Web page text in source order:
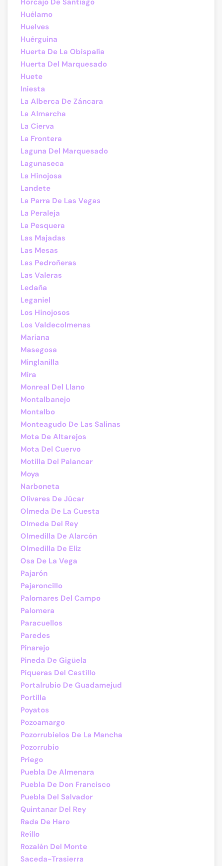
Horcajo De Santiago
Huélamo
Huelves
Huérguina
Huerta De La Obispalía
Huerta Del Marquesado
Huete
Iniesta
La Alberca De Záncara
La Almarcha
La Cierva
La Frontera
Laguna Del Marquesado
Lagunaseca
La Hinojosa
Landete
La Parra De Las Vegas
La Peraleja
La Pesquera
Las Majadas
Las Mesas
Las Pedroñeras
Las Valeras
Ledaña
Leganiel
Los Hinojosos
Los Valdecolmenas
Mariana
Masegosa
Minglanilla
Mira
Monreal Del Llano
Montalbanejo
Montalbo
Monteagudo De Las Salinas
Mota De Altarejos
Mota Del Cuervo
Motilla Del Palancar
Moya
Narboneta
Olivares De Júcar
Olmeda De La Cuesta
Olmeda Del Rey
Olmedilla De Alarcón
Olmedilla De Eliz
Osa De La Vega
Pajarón
Pajaroncillo
Palomares Del Campo
Palomera
Paracuellos
Paredes
Pinarejo
Pineda De Gigüela
Piqueras Del Castillo
Portalrubio De Guadamejud
Portilla
Poyatos
Pozoamargo
Pozorrubielos De La Mancha
Pozorrubio
Priego
Puebla De Almenara
Puebla De Don Francisco
Puebla Del Salvador
Quintanar Del Rey
Rada De Haro
Reíllo
Rozalén Del Monte
Saceda-Trasierra